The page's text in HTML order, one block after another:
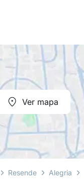
Ver mapa
Resende Alegria